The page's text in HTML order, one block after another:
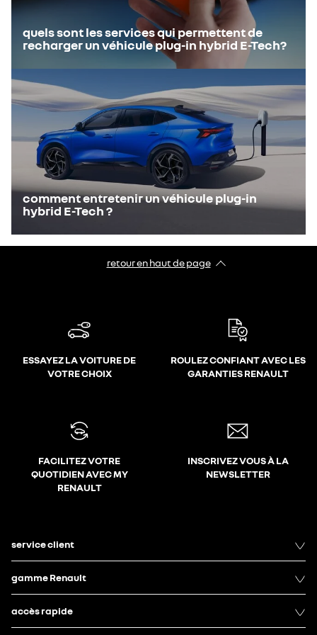
quels sont les services qui permettent de
recharger un véhicule plug-in hybrid E-Tech?
comment entretenir un véhicule plug-in
hybrid E-Tech ?
retour en haut de page​
ESSAYEZ LA VOITURE DE
VOTRE CHOIX
ROULEZ CONFIANT AVEC LES
GARANTIES RENAULT
FACILITEZ VOTRE
QUOTIDIEN AVEC MY
RENAULT
INSCRIVEZ VOUS À LA
NEWSLETTER
service client
gamme Renault
accès rapide